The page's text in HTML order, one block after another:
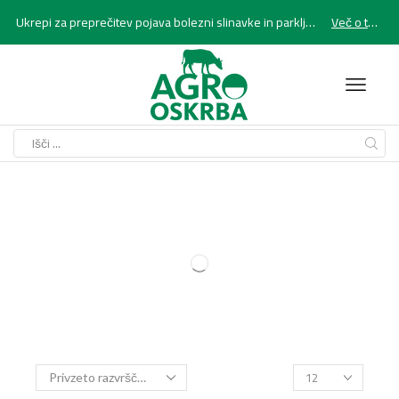
Ukrepi za preprečitev pojava bolezni slinavke in parkljevke Več o tem